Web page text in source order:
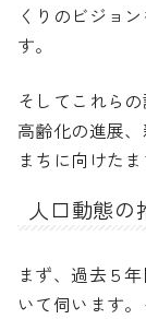
くりのビジョ
す。
そしてこれら
高齢化の進展
まちに向けた
人口動態の
まず、過去５
いて伺います